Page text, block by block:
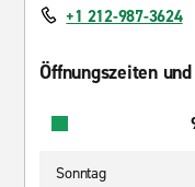
+1 212-987-3624
Öffnungszeiten
Sonntag